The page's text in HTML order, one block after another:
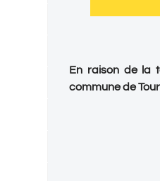
En raison de la
commune de